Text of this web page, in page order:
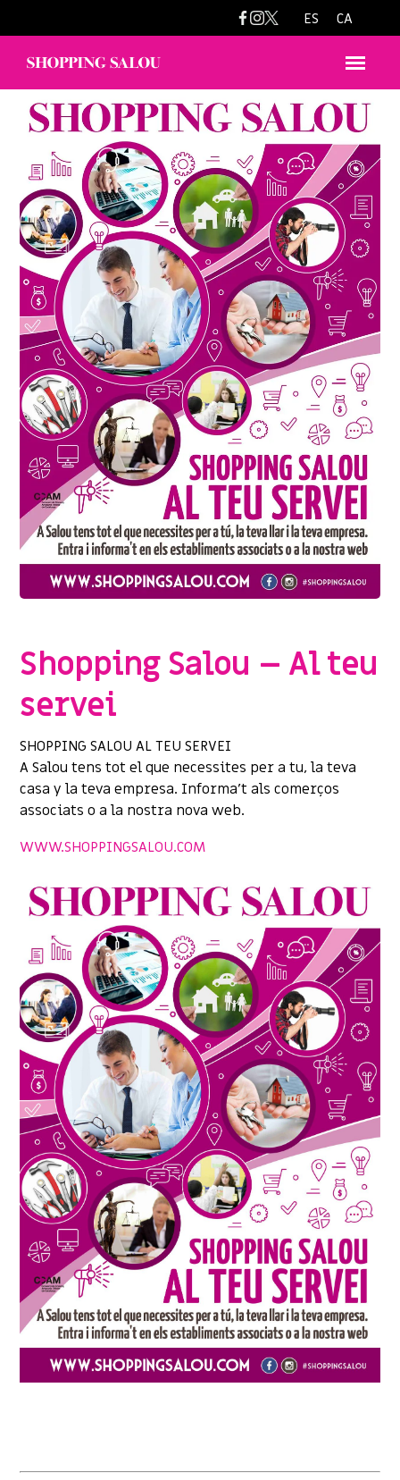
ES CA
Shopping Salou – Al teu
servei
SHOPPING SALOU AL TEU SERVEI
A Salou tens tot el que necessites per a tu, la teva
casa y la teva empresa. Informa’t als comerços
associats o a la nostra nova web.
WWW.SHOPPINGSALOU.COM